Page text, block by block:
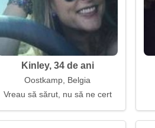
Kinley, 34 de ani
Oostkamp, Belgia
Vreau să sărut, nu să ne cert